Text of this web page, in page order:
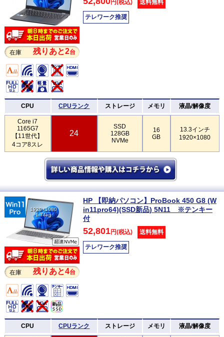
在庫 残りあと2台
円(税込) 送料無料
テレワーク推奨
CPU CPUランク ストレージ メモリ 液晶/解像度
Core i7
1165G7
【11世代】
4コア8スレ
24
SSD
128GB
NVMe
16
GB
13.3インチ
1920×1080
1920×1080
1.74kg
在庫 残りあと4台
HP 【即納パソコン】ProBook 450 G8 (W
in11pro64)(SSD新品) 5N11 ※テンキー
付
52,801円(税込) 送料無料
テレワーク推奨
CPU CPUランク ストレージ メモリ 液晶/解像度